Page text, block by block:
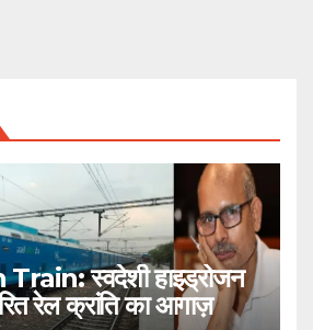
स्वदेशी हाइड्रोजन
रेल क्रांति का आगाज़